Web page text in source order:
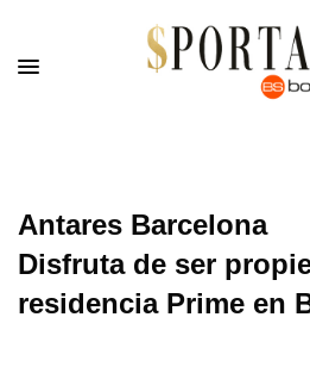
Antares Barcelona
Disfruta de ser
residencia Prime en